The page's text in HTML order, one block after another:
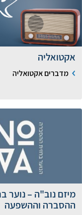
אקטואליה
מדברים אקטואליה
מיזם נוב"ה – נוער
ההסברה וההשפעה